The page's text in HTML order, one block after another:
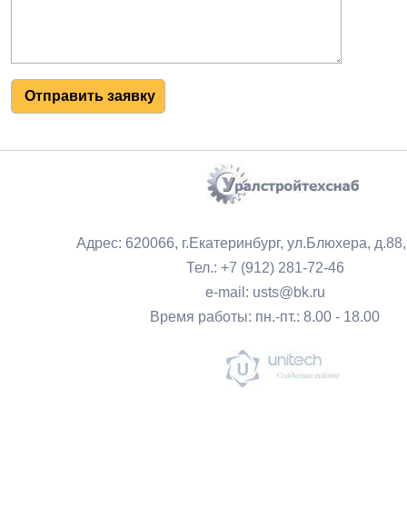
Адрес: 620066, г.Екатеринбург, ул.Блюхера,
Тел.: +7 (912) 281-72-46
e-mail: usts@bk.ru
Время работы: пн.-пт.: 8.00 - 18.00